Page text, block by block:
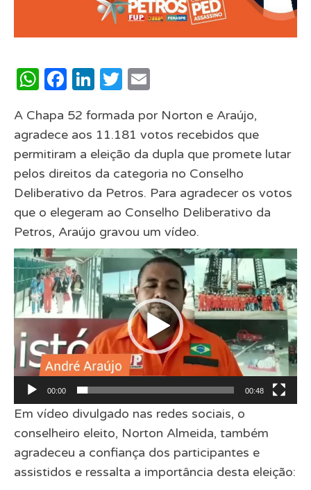
WhatsApp
Facebook
LinkedIn
Twitter
A Chapa 52 formada por Norton e Araújo,
agradece aos 11.181 votos recebidos que
permitiram a eleição da dupla que promete lutar
pelos direitos da categoria no Conselho
Deliberativo da Petros. Para agradecer os votos
que o elegeram ao Conselho Deliberativo da
Petros, Araújo gravou um vídeo.
Tocador
de
vídeo
00:00 00:48
Em vídeo divulgado nas redes sociais, o
conselheiro eleito, Norton Almeida, também
agradeceu a confiança dos participantes e
assistidos e ressalta a importância desta eleição: